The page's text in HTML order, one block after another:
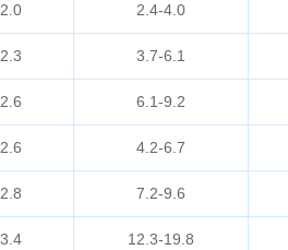
2.4-4.0
3.7-6.1
6.1-9.2
4.2-6.7
7.2-9.6
12.3-19.8